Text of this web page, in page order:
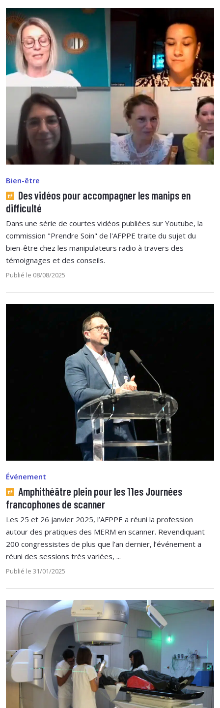
Bien-être
Des vidéos pour accompagner les manips en
difficulté
Dans une série de courtes vidéos publiées sur Youtube, la
commission "Prendre Soin" de l'AFPPE traite du sujet du
bien-être chez les manipulateurs radio à travers des
témoignages et des conseils.
Publié le 08/08/2025
Événement
Amphithéâtre plein pour les 11es Journées
francophones de scanner
Les 25 et 26 janvier 2025, l’AFPPE a réuni la profession
autour des pratiques des MERM en scanner. Revendiquant
200 congressistes de plus que l’an dernier, l’événement a
réuni des sessions très variées, ...
Publié le 31/01/2025